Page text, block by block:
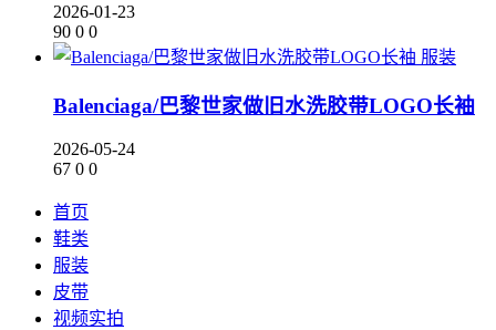
2026-01-23
90 0 0
服装
Balenciaga/巴黎世家做旧水洗胶带LOGO长袖
2026-05-24
67 0 0
首页
鞋类
服装
皮带
视频实拍